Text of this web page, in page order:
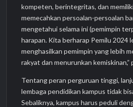
kompeten, berintegritas, dan
memecahkan persoalan-persoalan
mengetahui selama ini (pemimpin
harapan. Kita berharap Pemilu 2024
menghasilkan pemimpin yang lebih
rakyat dan menurunkan kemiskinan,”
Tentang peran perguruan tinggi,
lembaga pendidikan kampus tidak
Sebaliknya, kampus harus peduli